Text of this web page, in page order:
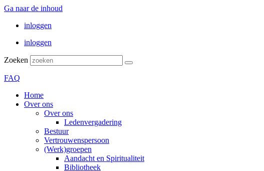
Ga naar de inhoud
inloggen
inloggen
Zoeken
FAQ
Home
Over ons
Over ons
Ledenvergadering
Bestuur
Vertrouwenspersoon
(Werk)groepen
Aandacht en Spiritualiteit
Bibliotheek